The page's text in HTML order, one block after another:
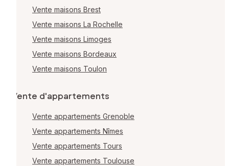
Vente maisons Brest
Vente maisons La Rochelle
Vente maisons Limoges
Vente maisons Bordeaux
Vente maisons Toulon
Vente d'appartements
Vente appartements Grenoble
Vente appartements Nîmes
Vente appartements Tours
Vente appartements Toulouse